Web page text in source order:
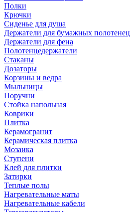
Полки
Крючки
Сиденье для душа
Держатели для бумажных полотенец
Держатели для фена
Полотенцедержатели
Стаканы
Дозаторы
Корзины и ведра
Мыльницы
Поручни
Стойка напольная
Коврики
Плитка
Керамогранит
Керамическая плитка
Мозаика
Ступени
Клей для плитки
Затирки
Теплые полы
Нагревательные маты
Нагревательные кабели